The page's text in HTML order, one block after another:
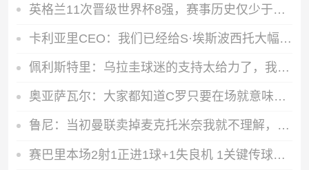
英格兰11次晋级世界杯8强，赛事历史仅少于巴西、德国
卡利亚里CEO：我们已经给S·埃斯波西托大幅加薪，但他更像是勒索
佩利斯特里：乌拉圭球迷的支持太给力了，我们会一场一场拼
奥亚萨瓦尔：大家都知道C罗只要在场就意味着威胁 这全世界都清楚
鲁尼：当初曼联卖掉麦克托米奈我就不理解，希望能签回他
赛巴里本场2射1正进1球+1失良机 1关键传球+3对抗2成功 获评7.9分